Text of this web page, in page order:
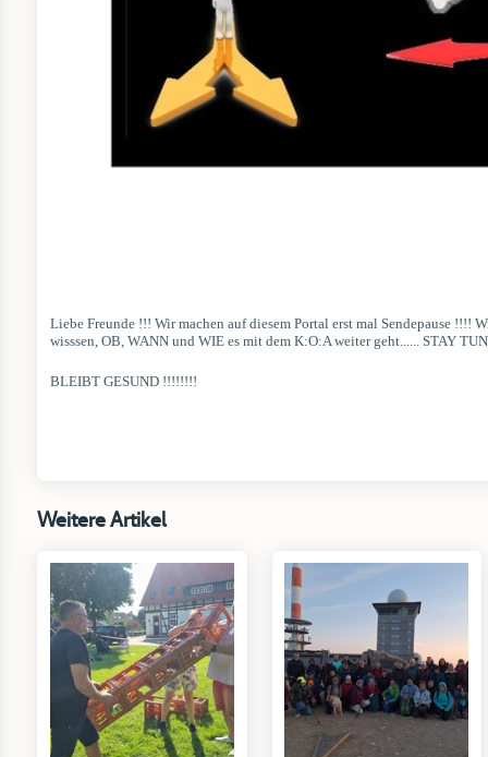
Liebe Freunde !!! Wir machen auf diesem Portal erst mal Sendepause !!!!
wisssen, OB, WANN und WIE es mit dem K:O:A weiter geht...... STAY
BLEIBT GESUND !!!!!!!!
Weitere Artikel